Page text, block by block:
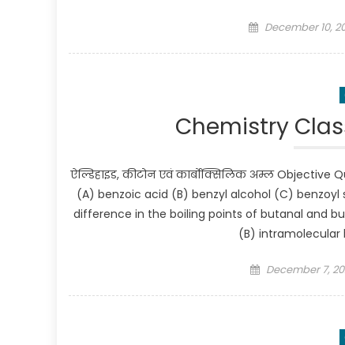
Posted on
December 10,
Chemistry
ऐल्डिहाइड, कीटोन एवं कार्बोक्सिलिक अम्ल
(A) benzoic acid (B) benzyl alcohol (C)
difference in the boiling points of butanal and
(B) intramolecular
Posted on
December 7,